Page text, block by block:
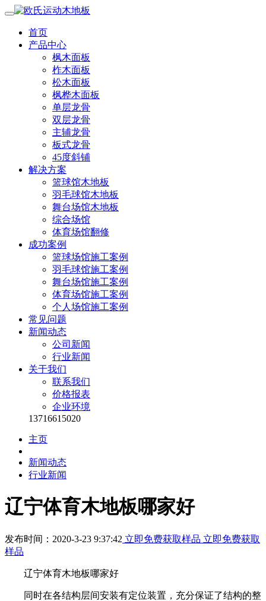
首页
产品中心
枫木面板
柞木面板
松木面板
枫桦木面板
单层龙骨
双层龙骨
主辅龙骨
板式龙骨
45度斜铺
解决方案
篮球馆木地板
羽毛球馆木地板
舞台场馆木地板
综合场馆
体育场馆翻修
成功案例
篮球场馆施工案例
羽毛球馆施工案例
舞台场馆施工案例
体育场馆施工案例
个人场馆施工案例
常见问题
新闻动态
公司新闻
行业新闻
关于我们
联系我们
价格报表
企业环境
13716615020
主页
新闻动态
行业新闻
辽宁体育木地板哪家好
发布时间：2020-3-23 9:37:42 立即免费获取样品 立即免费获取
样品
辽宁体育木地板哪家好
同时在各结构层间安装有定位装置，充分保证了结构的整